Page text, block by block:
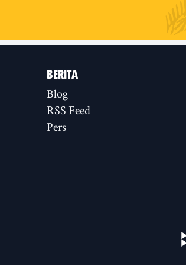
BERITA
Blog
RSS Feed
Pers